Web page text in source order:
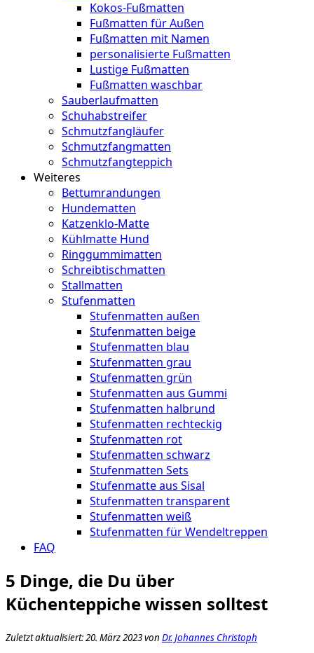
Kokos-Fußmatten
Fußmatten für Außen
Fußmatten mit Namen
personalisierte Fußmatten
Lustige Fußmatten
Fußmatten waschbar
Sauberlaufmatten
Schuhabstreifer
Schmutzfangläufer
Schmutzfangmatten
Schmutzfangteppich
Weiteres
Bettumrandungen
Hundematten
Katzenklo-Matte
Kühlmatte Hund
Ringgummimatten
Schreibtischmatten
Stallmatten
Stufenmatten
Stufenmatten außen
Stufenmatten beige
Stufenmatten blau
Stufenmatten grau
Stufenmatten grün
Stufenmatten aus Gummi
Stufenmatten halbrund
Stufenmatten rechteckig
Stufenmatten rot
Stufenmatten schwarz
Stufenmatten Sets
Stufenmatte aus Sisal
Stufenmatten transparent
Stufenmatten weiß
Stufenmatten für Wendeltreppen
FAQ
5 Dinge, die Du über
Küchenteppiche wissen solltest
Zuletzt aktualisiert: 20. März 2023 von Dr. Johannes Christoph